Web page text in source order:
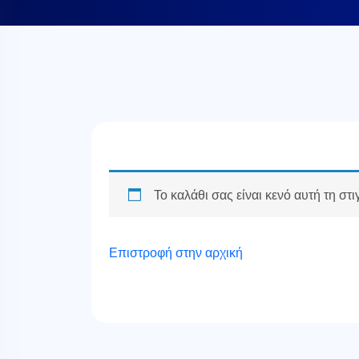
Το καλάθι σας είναι κενό αυτή τη
Επιστροφή στην αρχική